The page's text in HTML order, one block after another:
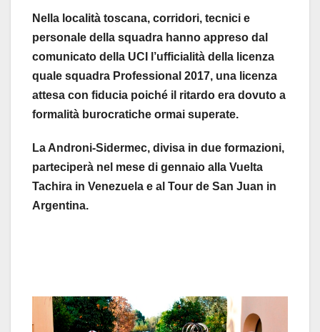
Nella località toscana, corridori, tecnici e
personale della squadra hanno appreso dal
comunicato della UCI l’ufficialità della licenza
quale squadra Professional 2017, una licenza
attesa con fiducia poiché il ritardo era dovuto a
formalità burocratiche ormai superate.
La Androni-Sidermec, divisa in due formazioni,
parteciperà nel mese di gennaio alla Vuelta
Tachira in Venezuela e al Tour de San Juan in
Argentina.